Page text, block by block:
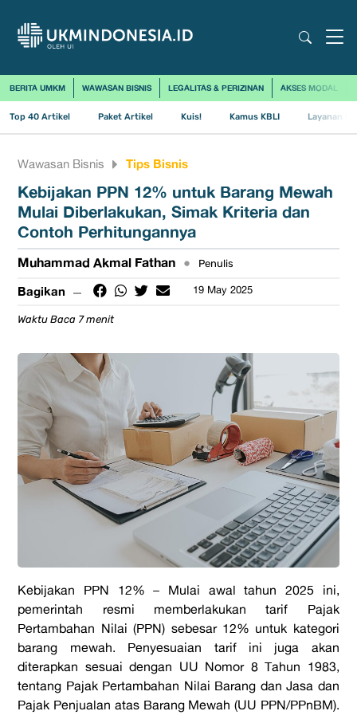
BERITA UMKM WAWASAN BISNIS LEGALITAS & PERIZINAN AKSES MODAL
Top 40 Artikel Paket Artikel Kuis! Kamus KBLI Layanan
Wawasan Bisnis Tips Bisnis
Kebijakan PPN 12% untuk Barang Mewah
Mulai Diberlakukan, Simak Kriteria dan
Contoh Perhitungannya
Muhammad Akmal Fathan • Penulis
Bagikan 19 May 2025
Waktu Baca 7 menit
Kebijakan PPN 12% – Mulai awal tahun 2025 ini,
pemerintah resmi memberlakukan tarif Pajak
Pertambahan Nilai (PPN) sebesar 12% untuk kategori
barang mewah. Penyesuaian tarif ini juga akan
diterapkan sesuai dengan UU Nomor 8 Tahun 1983,
tentang Pajak Pertambahan Nilai Barang dan Jasa dan
Pajak Penjualan atas Barang Mewah (UU PPN/PPnBM).